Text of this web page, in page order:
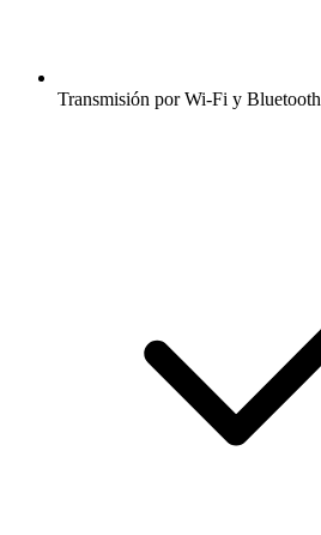
Transmisión por Wi-Fi y Bluetooth